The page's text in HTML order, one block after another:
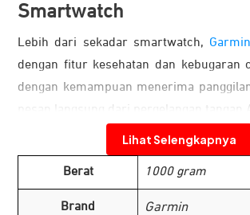
Smartwatch
Lebih dari sekadar smartwatch,
dengan fitur kesehatan dan kebugaran
dengan kemampuan menerima
pesan langsung dari pergelangan tangan
Desain Lebih Kecil, Elegan, dan
Tangguh
Lihat Selengkapnya
Berat 1000 gram
Brand Garmin